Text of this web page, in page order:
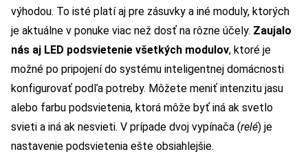
výhodou. To isté platí aj pre zásuvky a iné moduly, ktorých
je aktuálne v ponuke viac než dosť na rôzne účely. Zaujalo
nás aj LED podsvietenie všetkých modulov, ktoré je
možné po pripojení do systému inteligentnej domácnosti
konfigurovať podľa potreby. Môžete meniť intenzitu jasu
alebo farbu podsvietenia, ktorá môže byť iná ak svetlo
svieti a iná ak nesvieti. V prípade dvoj vypínača (relé) je
nastavenie podsvietenia ešte obsiahlejšie.